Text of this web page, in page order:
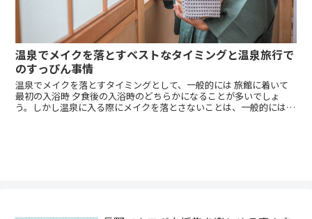
温泉でメイクを落とすベストなタイミングと温泉旅行で
のすっぴん事情
温泉でメイクを落とすタイミングとして、一般的には 旅館に着いて
最初の入浴時 夕食後の入浴時のどちらかになることが多いでしょ
う。しかし温泉に入る際にメイクを落とさないことは、一般的には